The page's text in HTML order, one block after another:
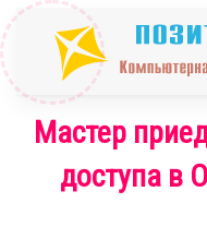
Мастер
доступа в